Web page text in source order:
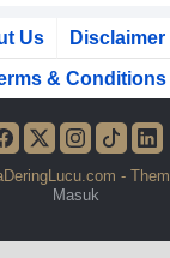
Us Disclaimer
& Conditions
-
Masuk